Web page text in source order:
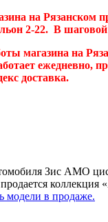
на Рязанском
2-22. В
магазина на
ежедневно,
доставка.
Зис АМО
продается
модели в продаже.